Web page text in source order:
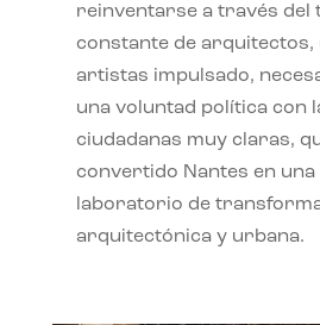
reinventarse a través del
constante de
artistas impulsado,
una voluntad política con
ciudadanas muy claras,
convertido Nantes en
laboratorio de
arquitectónica y urbana.